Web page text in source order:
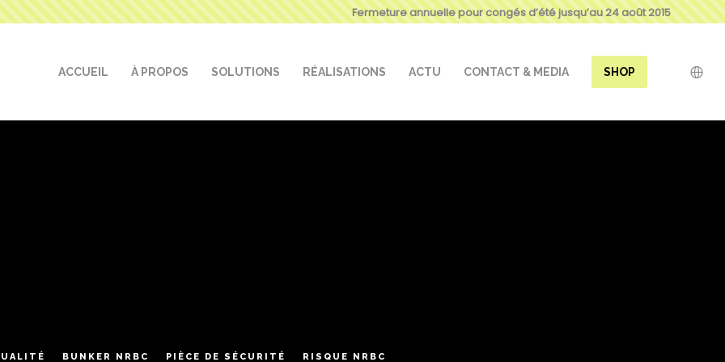
Fermeture annuelle pour congés d’été jusqu’au 24 août 2015
ACCUEIL À PROPOS SOLUTIONS RÉALISATIONS ACTU CONTACT & MEDIA SHOP
BUNKER NRBC PIÈCE DE SÉCURITÉ RISQUE NRBC